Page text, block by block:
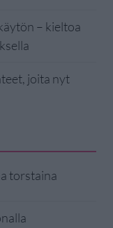
– kieltoa
joita nyt
torstaina